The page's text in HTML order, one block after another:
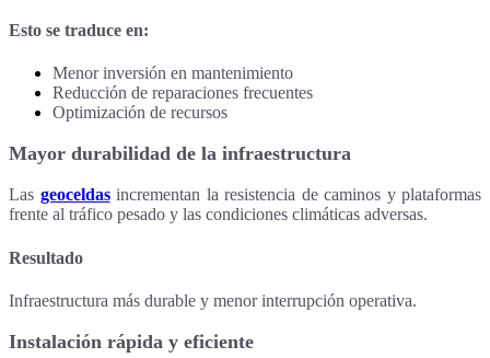
Esto se traduce en:
Menor inversión en mantenimiento
Reducción de reparaciones frecuentes
Optimización de recursos
Mayor durabilidad de la infraestructura
Las geoceldasincrementan la resistencia de caminos y plataformas
frente al tráfico pesado y las condiciones climáticas adversas.
Resultado
Infraestructura más durable y menor interrupción operativa.
Instalación rápida y eficiente